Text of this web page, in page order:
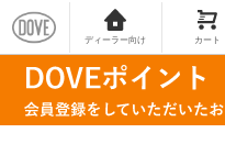
ディーラー向け カート